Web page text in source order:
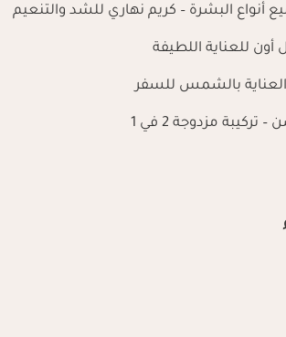
أنواع البشرة – كريم نهاري للشد والتنعيم
للعناية اللطيفة
بالشمس للسفر
مزدوجة 2 في 1